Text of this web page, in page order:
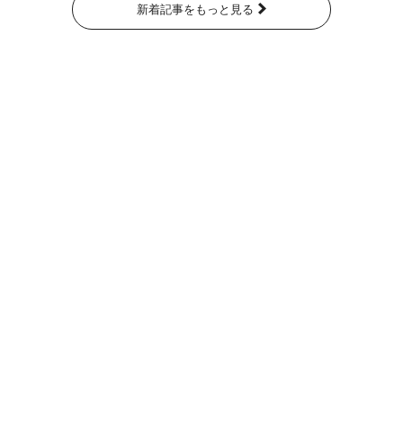
新着記事をもっと見る